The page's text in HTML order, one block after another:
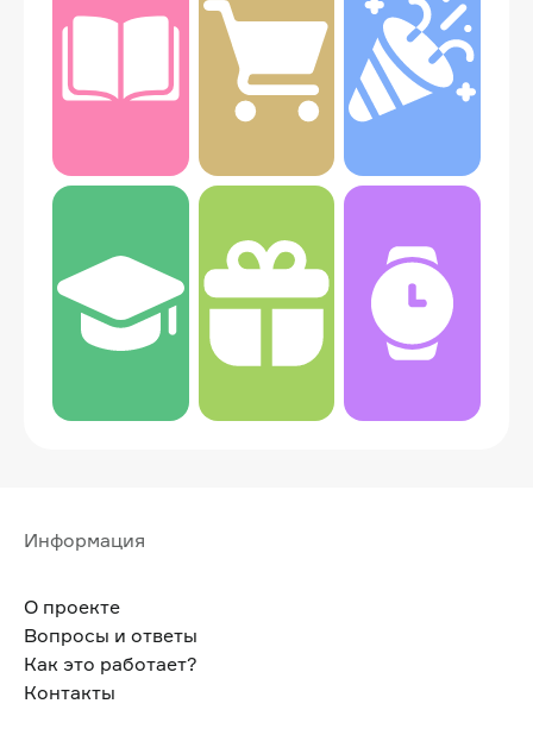
Информация
О проекте
Вопросы и ответы
Как это работает?
Контакты